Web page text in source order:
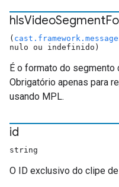
hlsVideoSegment
(
nulo ou indefinido)
É o formato do segmento
Obrigatório apenas para
usando MPL.
id
string
O ID exclusivo do clipe